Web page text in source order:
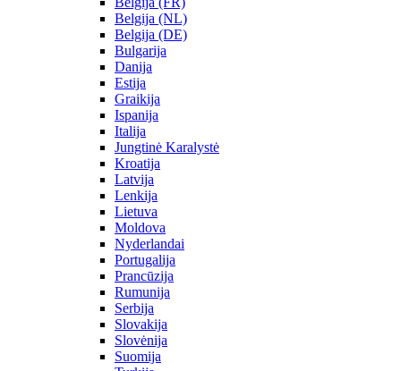
Belgija (NL)
Belgija (DE)
Bulgarija
Danija
Estija
Graikija
Ispanija
Italija
Jungtinė Karalystė
Kroatija
Latvija
Lenkija
Lietuva
Moldova
Nyderlandai
Portugalija
Prancūzija
Rumunija
Serbija
Slovakija
Slovėnija
Suomija